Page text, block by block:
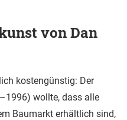
von Dan
kostengünstig: Der
wollte, dass alle
Baumarkt erhältlich sind,